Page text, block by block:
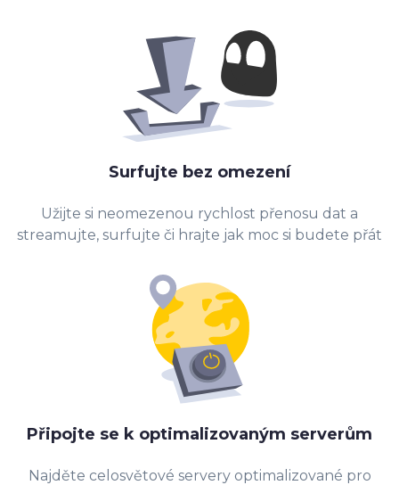
Surfujte bez omezení
Užijte si neomezenou rychlost přenosu dat a
streamujte, surfujte či hrajte jak moc si budete přát
Připojte se k optimalizovaným serverům
Najděte celosvětové servery optimalizované pro